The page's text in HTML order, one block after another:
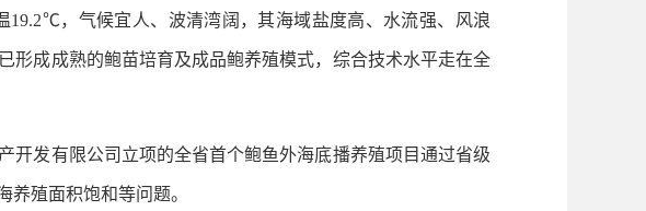
，气候宜人、波清湾阔，其海域盐度高、水流强、风浪
形成成熟的鲍苗培育及成品鲍养殖模式，综合技术水平走在全
发有限公司立项的全省首个鲍鱼外海底播养殖项目通过省级
殖面积饱和等问题。